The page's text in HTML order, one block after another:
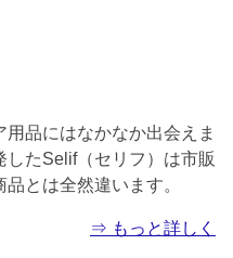
品にはなかなか出会えま
たSelif（セリフ）は市販
とは全然違います。
⇒ もっと詳しく